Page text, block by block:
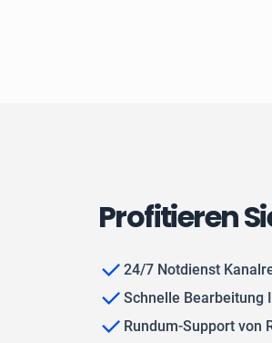
Profitieren
24/7 Notdienst
Schnelle Bearbeitung
Rundum-Support von